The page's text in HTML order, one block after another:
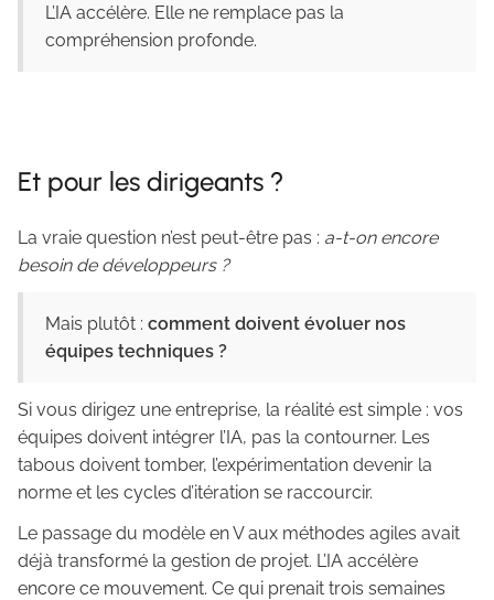
L’IA accélère. Elle ne remplace pas la
compréhension profonde.
Et pour les dirigeants ?
La vraie question n’est peut-être pas : a-t-on encore
besoin de développeurs ?
Mais plutôt : comment doivent évoluer nos
équipes techniques ?
Si vous dirigez une entreprise, la réalité est simple : vos
équipes doivent intégrer l’IA, pas la contourner. Les
tabous doivent tomber, l’expérimentation devenir la
norme et les cycles d’itération se raccourcir.
Le passage du modèle en V aux méthodes agiles avait
déjà transformé la gestion de projet. L’IA accélère
encore ce mouvement. Ce qui prenait trois semaines